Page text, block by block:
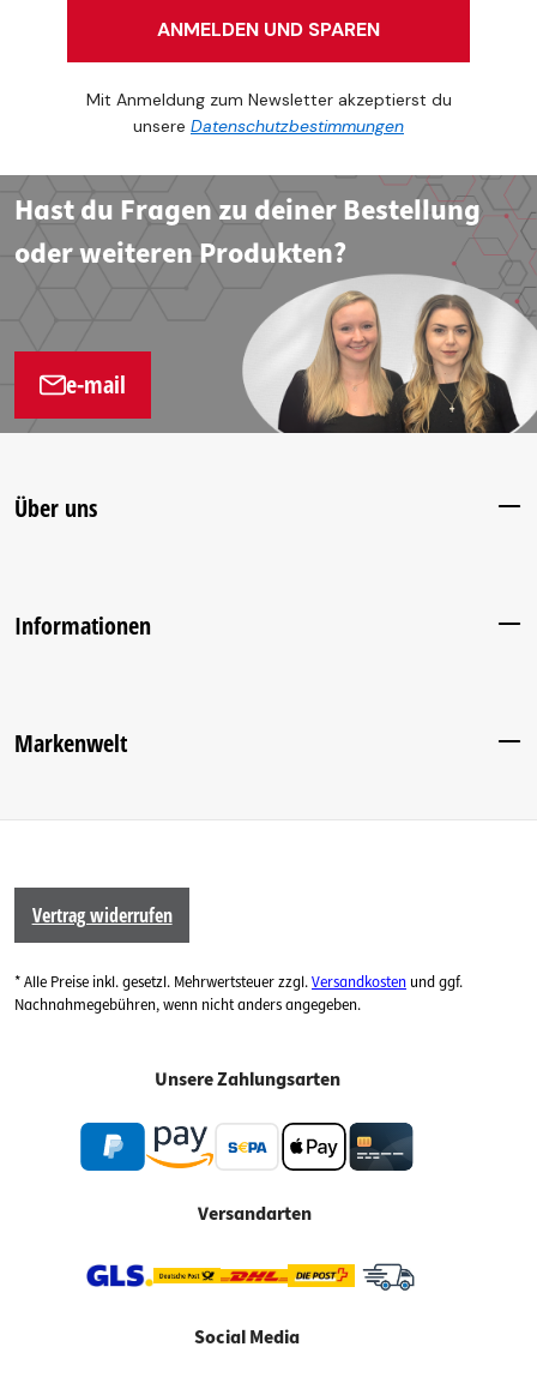
ANMELDEN UND SPAREN
Mit Anmeldung zum Newsletter akzeptierst du
unsere Datenschutzbestimmungen
Hast du Fragen zu deiner Bestellung
oder weiteren Produkten?
e-mail
Über uns
Informationen
Markenwelt
Vertrag widerrufen
* Alle Preise inkl. gesetzl. Mehrwertsteuer zzgl.Versandkosten und ggf.
Nachnahmegebühren, wenn nicht anders angegeben.
Unsere Zahlungsarten
Versandarten
Social Media